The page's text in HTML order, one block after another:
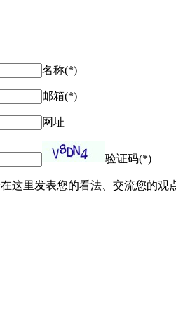
名称(*)
邮箱(*)
网址
验证码(*)
这里发表您的看法、交流您的观